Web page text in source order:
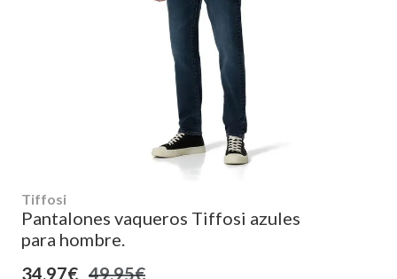
Tiffosi
Pantalones vaqueros Tiffosi azules
para hombre.
34,97€ 49,95€